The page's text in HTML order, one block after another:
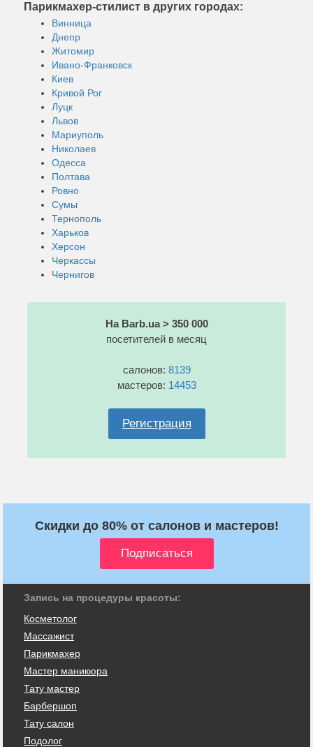
Парикмахер-стилист в других городах:
Винница
Днепр
Житомир
Ивано-Франковск
Киев
Кривой Рог
Луцк
Львов
Мариуполь
Николаев
Одесса
Полтава
Ровно
Сумы
Тернополь
Харьков
Херсон
Черкассы
Чернигов
На Barb.ua > 350 000
посетителей в месяц
салонов: 8139
мастеров: 14453
Регистрация
Скидки до 80% от салонов и мастеров!
Запись на процедуры красоты:
Косметолог
Массажист
Парикмахер
Мастер маникюра
Тату мастер
Барбершоп
Тату салон
Подолог